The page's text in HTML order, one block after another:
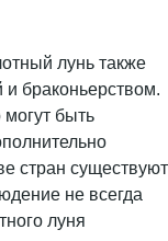
лунь также
браконьерством.
быть
стран существуют
не всегда
луня